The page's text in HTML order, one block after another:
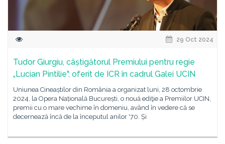
29 Oct 2024
Tudor Giurgiu, câștigătorul Premiului pentru regie
„Lucian Pintilie", oferit de ICR în cadrul Galei UCIN
Uniunea Cineaștilor din România a organizat luni, 28 octombrie
2024, la Opera Națională București, o nouă ediţie a Premiilor UCIN,
premii cu o mare vechime în domeniu, având în vedere că se
decernează încă de la începutul anilor '70. Și